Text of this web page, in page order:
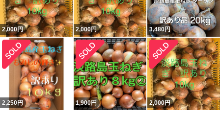
2,000円 2,000円 3,480円
2,250円 1,900円 2,000円